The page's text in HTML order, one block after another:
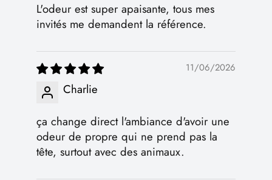
L'odeur est super apaisante, tous mes
invités me demandent la référence.
11/06/2026
Charlie
ça change direct l'ambiance d'avoir une
odeur de propre qui ne prend pas la
tête, surtout avec des animaux.